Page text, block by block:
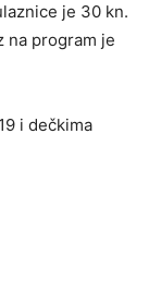
je 30 kn.
na program je
i dečkima